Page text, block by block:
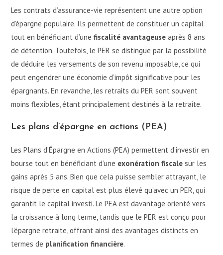
Les contrats d’assurance-vie représentent une autre option
d’épargne populaire. Ils permettent de constituer un capital
tout en bénéficiant d’unefiscalité avantageuse après 8 ans
de détention. Toutefois, le PER se distingue par la possibilité
de déduire les versements de son revenu imposable, ce qui
peut engendrer une économie d’impôt significative pour les
épargnants. En revanche, les retraits du PER sont souvent
moins flexibles, étant principalement destinés à la retraite.
Les plans d’épargne en actions (PEA)
Les Plans d’Épargne en Actions (PEA) permettent d’investir en
bourse tout en bénéficiant d’une exonération fiscale sur les
gains après 5 ans. Bien que cela puisse sembler attrayant, le
risque de perte en capital est plus élevé qu’avec un PER, qui
garantit le capital investi. Le PEA est davantage orienté vers
la croissance à long terme, tandis que le PER est conçu pour
l’épargne retraite, offrant ainsi des avantages distincts en
termes de planification financière.